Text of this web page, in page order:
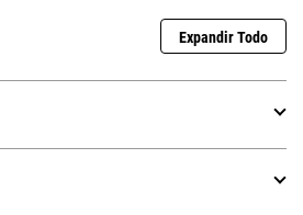
Expandir Todo